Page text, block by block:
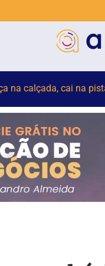
para monitorar